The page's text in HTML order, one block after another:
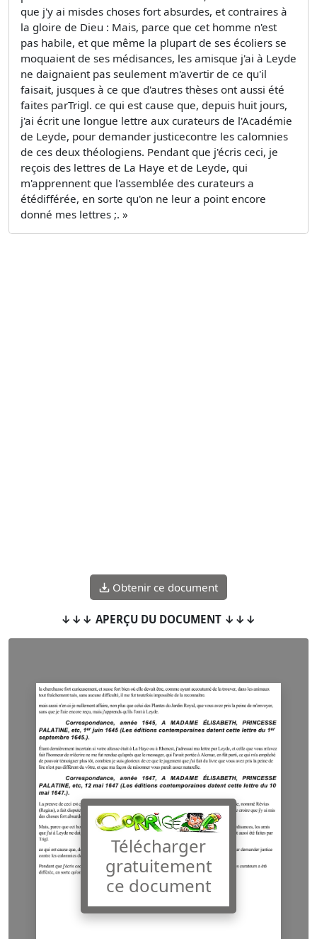
que j'y ai misdes choses fort absurdes, et contraires à
la gloire de Dieu : Mais, parce que cet homme n'est
pas habile, et que même la plupart de ses écoliers se
moquaient de ses médisances, les amisque j'ai à Leyde
ne daignaient pas seulement m'avertir de ce qu'il
faisait, jusques à ce que d'autres thèses ont aussi été
faites parTrigl. ce qui est cause que, depuis huit jours,
j'ai écrit une longue lettre aux curateurs de l'Académie
de Leyde, pour demander justicecontre les calomnies
de ces deux théologiens. Pendant que j'écris ceci, je
reçois des lettres de La Haye et de Leyde, qui
m'apprennent que l'assemblée des curateurs a
étédifférée, en sorte qu'on ne leur a point encore
donné mes lettres ;. »
Obtenir ce document
↓↓↓ APERÇU DU DOCUMENT ↓↓↓
Télécharger
gratuitement
ce document